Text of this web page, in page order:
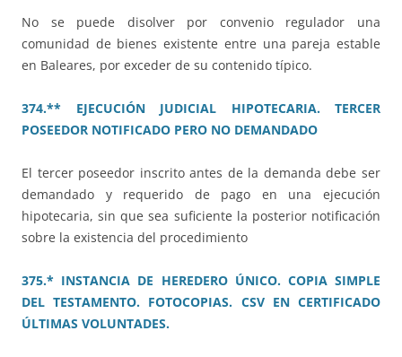
No se puede disolver por convenio regulador una
comunidad de bienes existente entre una pareja estable
en Baleares, por exceder de su contenido típico.
374.** EJECUCIÓN JUDICIAL HIPOTECARIA. TERCER
POSEEDOR NOTIFICADO PERO NO DEMANDADO
El tercer poseedor inscrito antes de la demanda debe ser
demandado y requerido de pago en una ejecución
hipotecaria, sin que sea suficiente la posterior notificación
sobre la existencia del procedimiento
375.* INSTANCIA DE HEREDERO ÚNICO. COPIA SIMPLE
DEL TESTAMENTO. FOTOCOPIAS. CSV EN CERTIFICADO
ÚLTIMAS VOLUNTADES.